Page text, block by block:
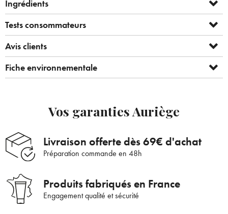
Voulez-vous vraiment supprimer le produit suivant du
panier ?
ANNULER
Ingrédients
Tests consommateurs
Avis clients
Fiche environnementale
Vos garanties Auriège
Livraison offerte dès 69€ d'achat
Préparation commande en 48h
Produits fabriqués en France
Engagement qualité et sécurité
Bienvenue !
Pour être au courant de nos dernières
nouveautés ou promotions en cours et
bénéficier de nos conseils de saison, inscrivez-
vous à notre Newsletter.